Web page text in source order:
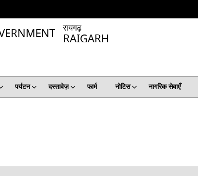
रायगढ़
RAIGARH
पर्यटन दस्तावेज़ फार्म नोटिस नागरिक सेवाएँ